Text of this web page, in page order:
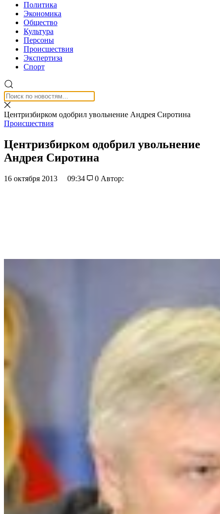
Политика
Экономика
Общество
Культура
Персоны
Происшествия
Экспертиза
Спорт
Центризбирком одобрил увольнение Андрея Сиротина
Происшествия
Центризбирком одобрил увольнение
Андрея Сиротина
16 октября 2013 09:34 0 Автор: